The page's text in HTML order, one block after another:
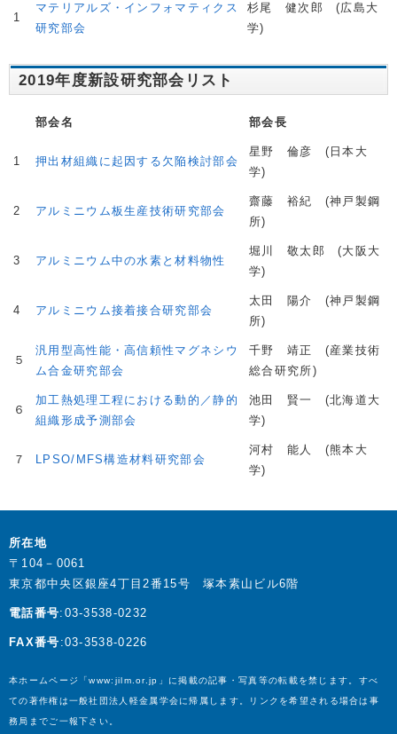
1
マテリアルズ・インフォマティクス
研究部会
杉尾 健次郎 (広島大
学)
2019年度新設研究部会リスト
部会名 部会長
1 押出材組織に起因する欠陥検討部会
星野 倫彦 (日本大
学)
2 アルミニウム板生産技術研究部会
齋藤 裕紀 (神戸製鋼
所)
3 アルミニウム中の水素と材料物性
堀川 敬太郎 (大阪大
学)
4 アルミニウム接着接合研究部会
太田 陽介 (神戸製鋼
所)
５
汎用型高性能・高信頼性マグネシウ
ム合金研究部会
千野 靖正 (産業技術
総合研究所)
６
加工熱処理工程における動的／静的
組織形成予測部会
池田 賢一 (北海道大
学)
７ LPSO/MFS構造材料研究部会
河村 能人 (熊本大
学)
所在地
〒104－0061
東京都中央区銀座4丁目2番15号 塚本素山ビル6階
電話番号:03-3538-0232
FAX番号 :03-3538-0226
本ホームページ「www:jilm.or.jp」に掲載の記事・写真等の転載を禁じます。すべ
ての著作権は一般社団法人軽金属学会に帰属します。リンクを希望される場合は事
務局までご一報下さい。